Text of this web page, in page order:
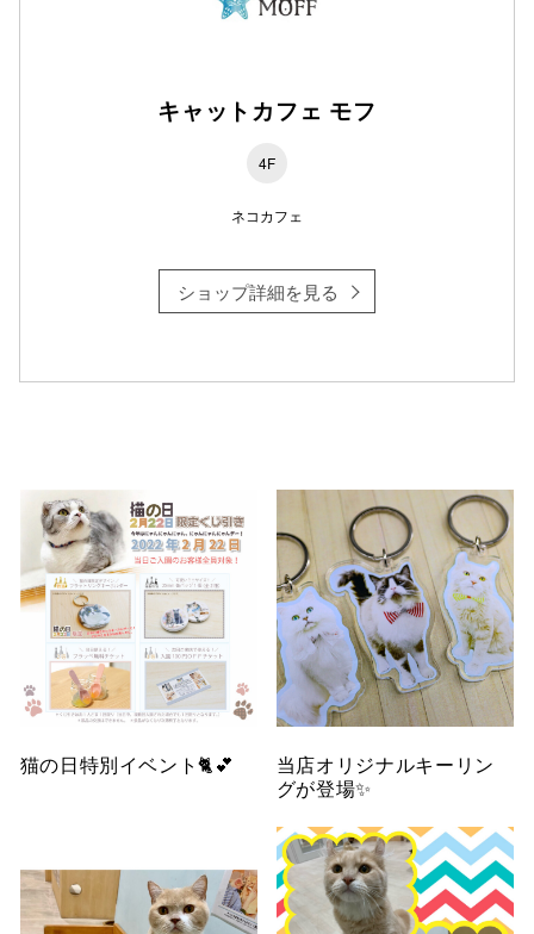
キャットカフェ モフ
4F
ネコカフェ
ショップ詳細を見る
猫の日特別イベント🐈💕
当店オリジナルキーリン
グが登場✨